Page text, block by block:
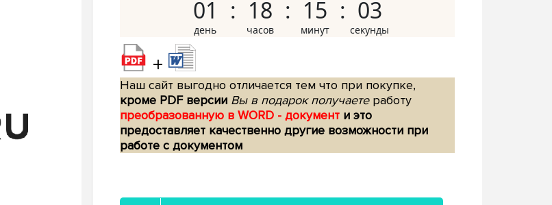
01 18 15 02
+
Наш сайт выгодно отличается тем что при покупке,
кроме PDF версии Вы в подарок получаетеработу
преобразованную в WORD - документ и это
предоставляет качественно другие возможности при
работе с документом